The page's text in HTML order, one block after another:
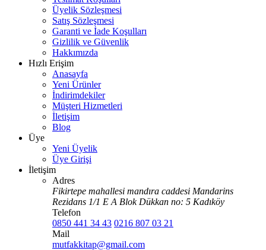
Üyelik Sözleşmesi
Satış Sözleşmesi
Garanti ve İade Koşulları
Gizlilik ve Güvenlik
Hakkımızda
Hızlı Erişim
Anasayfa
Yeni Ürünler
İndirimdekiler
Müşteri Hizmetleri
İletişim
Blog
Üye
Yeni Üyelik
Üye Girişi
İletişim
Adres
Fikirtepe mahallesi mandıra caddesi Mandarins
Rezidans 1/1 E A Blok Dükkan no: 5 Kadıköy
Telefon
0850 441 34 43 0216 807 03 21
Mail
mutfakkitap@gmail.com